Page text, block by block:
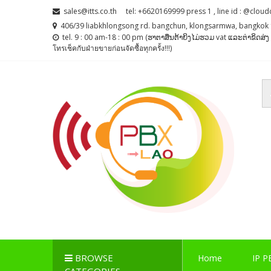
sales@itts.co.th
tel: +6620169999 press 1 , line id :
406/39 liabkhlongsong rd. bangchun, klongsarmwa, bangkok
tel. 9 : 00 am-18 : 00 pm (ຮາຕາສຶນຕ້າຍິງໄມ່ຮວມ vat ແລະຕ່າຂິດສ່
โทรเช็คกับฝ่ายขายก่อนจัดซื้อทุกครั้ง!!!)
BROWSE
Home IP